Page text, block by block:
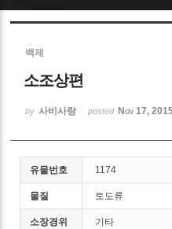
백제
소조상편
by 사비사랑 posted Nov 17,
유물번호 1174
물질 토도류
소장경위 기타
Sketchbook5,
Sketchbook5,